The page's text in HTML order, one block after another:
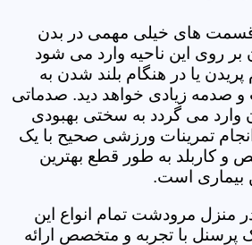
های خیلی مهمی در بدن
روی این ناحیه وارد می شود
یا در هنگام بلند شدن به
صدمه زیادی خواهد دید. صدماتی
وارد می گردد به سختی بهبودی
تمرینات ورزشی صحیح با یک
و کاربلد به طور قطع بهترین
بیماری است.
منزل مرودشت تمام انواع این
پرسنل با تجربه و متخصص ارائه